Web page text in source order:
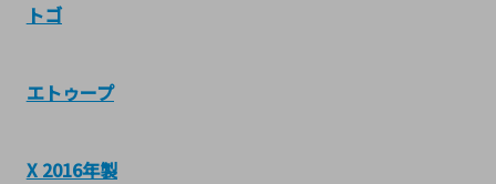
トゴ
エトゥープ
X 2016年製